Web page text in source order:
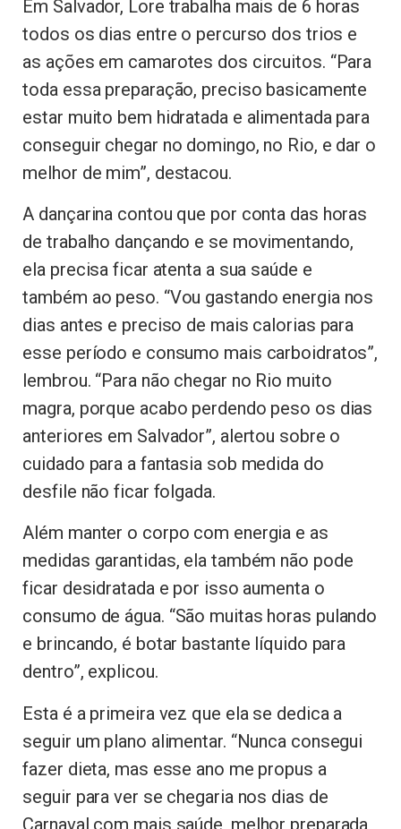
Em Salvador, Lore trabalha mais de 6 horas
todos os dias entre o percurso dos trios e
as ações em camarotes dos circuitos. “Para
toda essa preparação, preciso basicamente
estar muito bem hidratada e alimentada para
conseguir chegar no domingo, no Rio, e dar o
melhor de mim”, destacou.
A dançarina contou que por conta das horas
de trabalho dançando e se movimentando,
ela precisa ficar atenta a sua saúde e
também ao peso. “Vou gastando energia nos
dias antes e preciso de mais calorias para
esse período e consumo mais carboidratos”,
lembrou. “Para não chegar no Rio muito
magra, porque acabo perdendo peso os dias
anteriores em Salvador”, alertou sobre o
cuidado para a fantasia sob medida do
desfile não ficar folgada.
Além manter o corpo com energia e as
medidas garantidas, ela também não pode
ficar desidratada e por isso aumenta o
consumo de água. “São muitas horas pulando
e brincando, é botar bastante líquido para
dentro”, explicou.
Esta é a primeira vez que ela se dedica a
seguir um plano alimentar. “Nunca consegui
fazer dieta, mas esse ano me propus a
seguir para ver se chegaria nos dias de
Carnaval com mais saúde, melhor preparada,